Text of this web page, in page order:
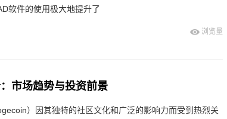
软件的使用极大地提升了
浏览量
市场趋势与投资前景
）因其独特的社区文化和广泛的影响力而受到热烈关